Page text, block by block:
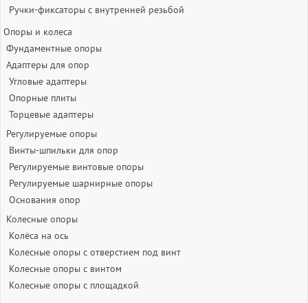
Ручки-фиксаторы c внутренней резьбой
Опоры и колеса
Фундаментные опоры
Адаптеры для опор
Угловые адаптеры
Опорные плиты
Торцевые адаптеры
Регулируемые опоры
Винты-шпильки для опор
Регулируемые винтовые опоры
Регулируемые шарнирные опоры
Основания опор
Колесные опоры
Колёса на ось
Колесные опоры с отверстием под винт
Колесные опоры с винтом
Колесные опоры с площадкой